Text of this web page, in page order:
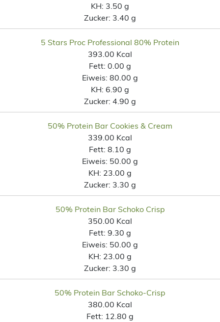
KH: 3.50 g
Zucker: 3.40 g
5 Stars Proc Professional 80% Protein
393.00 Kcal
Fett: 0.00 g
Eiweis: 80.00 g
KH: 6.90 g
Zucker: 4.90 g
50% Protein Bar Cookies & Cream
339.00 Kcal
Fett: 8.10 g
Eiweis: 50.00 g
KH: 23.00 g
Zucker: 3.30 g
50% Protein Bar Schoko Crisp
350.00 Kcal
Fett: 9.30 g
Eiweis: 50.00 g
KH: 23.00 g
Zucker: 3.30 g
50% Protein Bar Schoko-Crisp
380.00 Kcal
Fett: 12.80 g